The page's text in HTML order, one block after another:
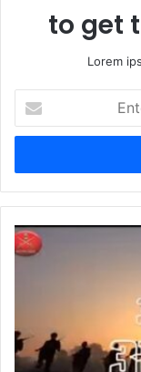
to get
Lorem
t
r
y
u
r
i